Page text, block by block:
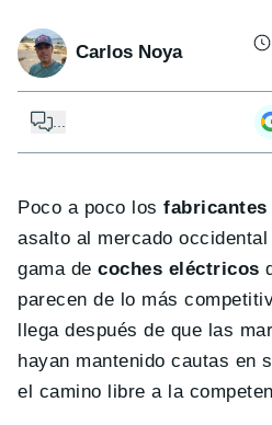
Carlos Noya
Poco a poco los
asalto al mercado
gama decoches eléctricos
parecen de lo más
llega después de que las
hayan mantenido cautas en
el camino libre a la